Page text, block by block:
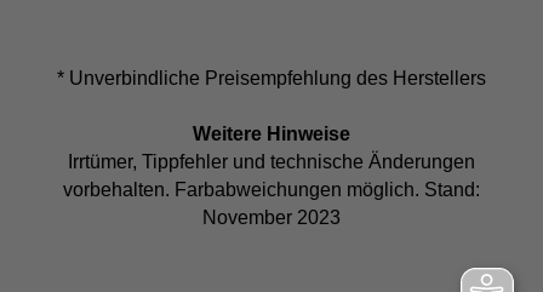
* Unverbindliche Preisempfehlung des Herstellers
Weitere Hinweise
Irrtümer, Tippfehler und technische Änderungen
vorbehalten. Farbabweichungen möglich. Stand:
November 2023